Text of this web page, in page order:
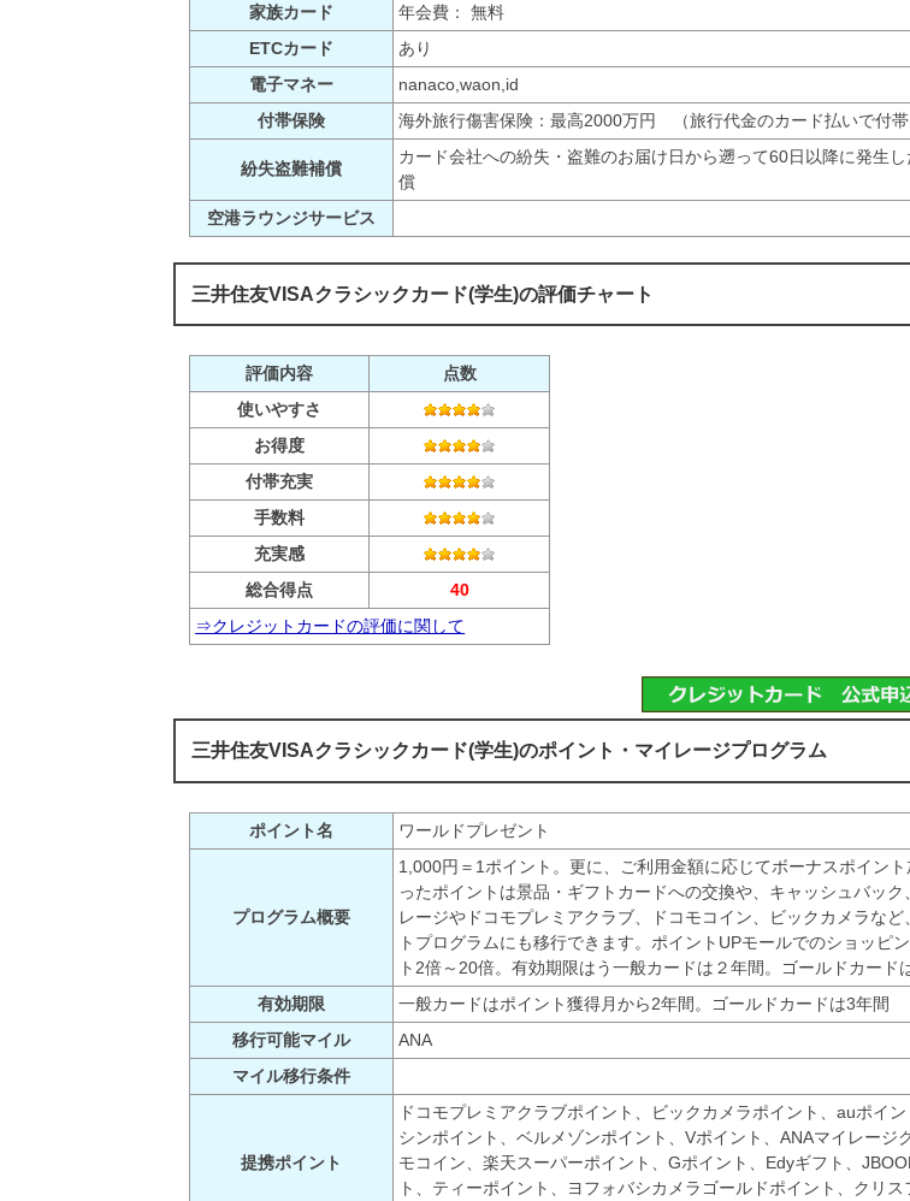
家族カード
年会費： 無料
ETCカード
あり
電子マネー
nanaco,waon,id
付帯保険
海外旅行傷害保険：最高2000万円 （旅行代金のカード払いで付帯
紛失盗難補償
カード会社への紛失・盗難のお届け日から遡って60日以降に発生
償
空港ラウンジサービス
三井住友VISAクラシックカード(学生)の評価チャート
評価内容
点数
使いやすさ
お得度
付帯充実
手数料
充実感
総合得点
40
⇒クレジットカードの評価に関して
三井住友VISAクラシックカード(学生)のポイント・マイレージプログラム
ポイント名 ワールドプレゼント
プログラム概要
1,000円＝1ポイント。更に、ご利用金額に応じてボーナスポイント
ったポイントは景品・ギフトカードへの交換や、キャッシュバック
レージやドコモプレミアクラブ、ドコモコイン、ビックカメラなど
トプログラムにも移行できます。ポイントUPモールでのショッピ
ト2倍～20倍。有効期限はう一般カードは２年間。ゴールドカード
有効期限
一般カードはポイント獲得月から2年間。ゴールドカードは3年間
移行可能マイル
ANA
マイル移行条件
提携ポイント
ドコモプレミアクラブポイント、ビックカメラポイント、auポイ
シンポイント、ベルメゾンポイント、Vポイント、ANAマイレージ
モコイン、楽天スーパーポイント、Gポイント、Edyギフト、
ト、ティーポイント、ヨフォバシカメラゴールドポイント、クリス